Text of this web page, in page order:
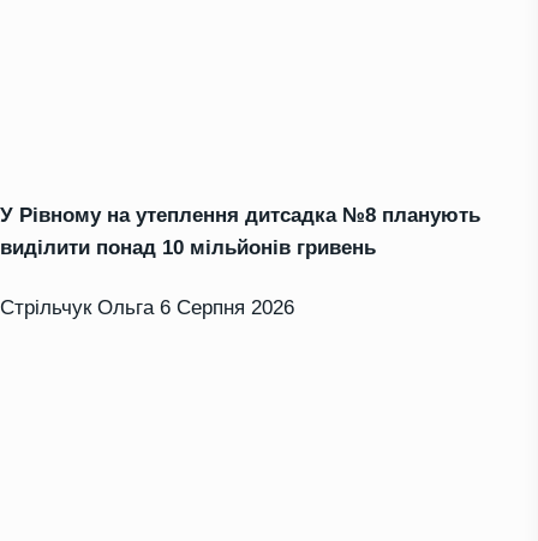
У Рівному на утеплення дитсадка №8 планують
виділити понад 10 мільйонів гривень
Стрільчук Ольга 6 Серпня 2026